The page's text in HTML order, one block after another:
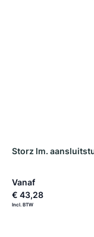
Storz lm.
Vanaf
€ 43,28